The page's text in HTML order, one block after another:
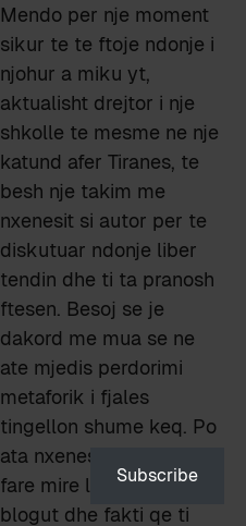
Mendo per nje moment
sikur te te ftoje ndonje i
njohur a miku yt,
aktualisht drejtor i nje
shkolle te mesme ne nje
katund afer Tiranes, te
besh nje takim me
nxenesit si autor per te
diskutuar ndonje liber
tendin dhe ti ta pranosh
ftesen. Besoj se je
dakord me mua se ne
ate mjedis perdorimi
metaforik i fjales
tingellon shume keq. Po
ata nxenes mund te jene
fare mire lexues te
blogut dhe fakti qe ti
Subscribe